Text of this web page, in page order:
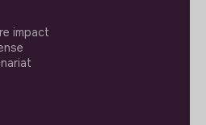
impact